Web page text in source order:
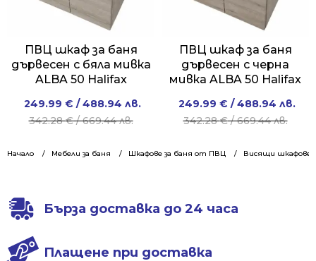
Начало Мебели за баня Шкафове за баня от ПВЦ Висящи шкафове
ПВЦ шкаф за баня
дървесен с бяла мивка
ALBA 50 Halifax
342.28€/ 669.44 лв.
Original
price
342.28 €
249.99 € / 488.94 лв.
Current
price
249.99 €
ПВЦ шкаф за баня
дървесен с черна
мивка ALBA 50 Halifax
342.28€/ 669.44 лв.
Original
price
342.28 €
249.99 € / 488.94 лв.
Current
price
249.99 €
Бърза доставка до 24 часа
Плащене при доставка